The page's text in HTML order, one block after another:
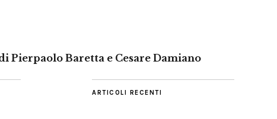
Pierpaolo Baretta e Cesare Damiano
ARTICOLI RECENTI